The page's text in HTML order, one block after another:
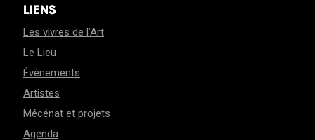
LIENS
Les vivres de l’Art
Le Lieu
Événements
Artistes
Mécénat et projets
Agenda